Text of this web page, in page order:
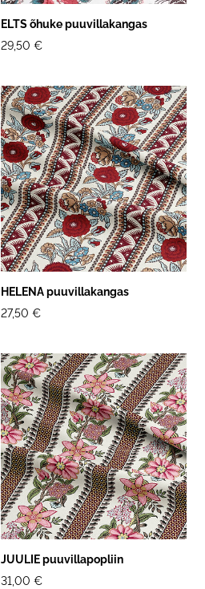
ELTS õhuke puuvillakangas
29,50 €
HELENA puuvillakangas
27,50 €
JUULIE puuvillapopliin
31,00 €